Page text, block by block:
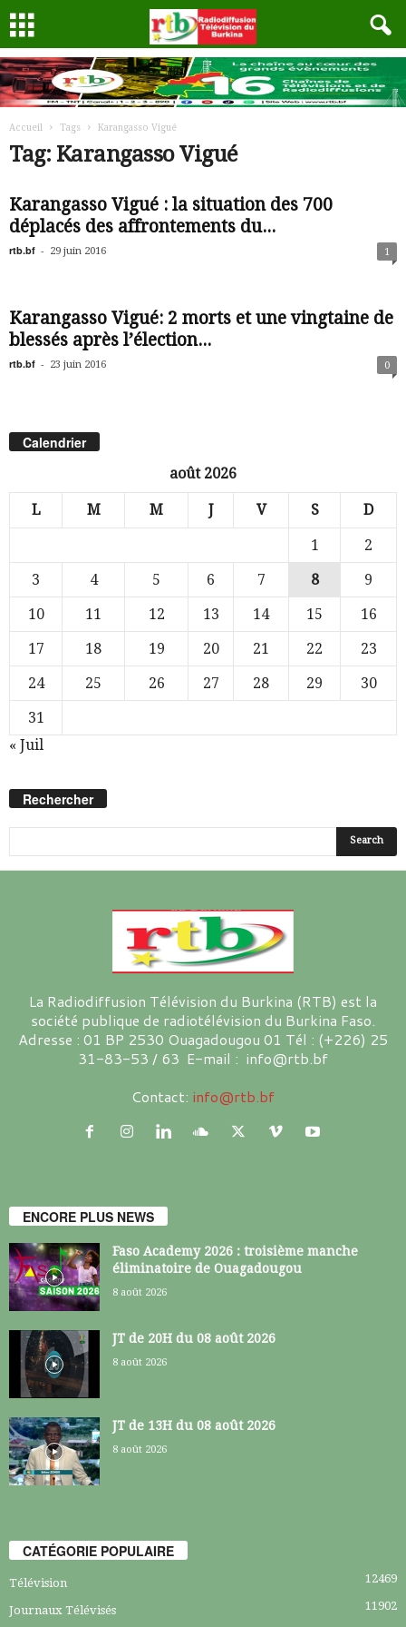
Accueil Tags Karangasso Vigué
Tag: Karangasso Vigué
Karangasso Vigué : la situation des 700
déplacés des affrontements du...
rtb.bf - 29 juin 2016 1
Karangasso Vigué: 2 morts et une vingtaine de
blessés après l’élection...
rtb.bf - 23 juin 2016 0
Calendrier
août 2026
L M M J V S D
1
2
3
4 5 6 7 8
9
10
11 12 13 14 15
16
17
18 19 20 21 22
23
24
25 26 27 28 29
30
31
« Juil
Rechercher
La Radiodiffusion Télévision du Burkina (RTB) est la
société publique de radiotélévision du Burkina Faso.
Adresse : 01 BP 2530 Ouagadougou 01 Tél : (+226) 25
31-83-53 / 63 E-mail : info@rtb.bf
Contact: info@rtb.bf
ENCORE PLUS NEWS
Faso Academy 2026 : troisième manche
éliminatoire de Ouagadougou
8 août 2026
JT de 20H du 08 août 2026
8 août 2026
JT de 13H du 08 août 2026
8 août 2026
CATÉGORIE POPULAIRE
Télévision 12469
Journaux Télévisés
11902